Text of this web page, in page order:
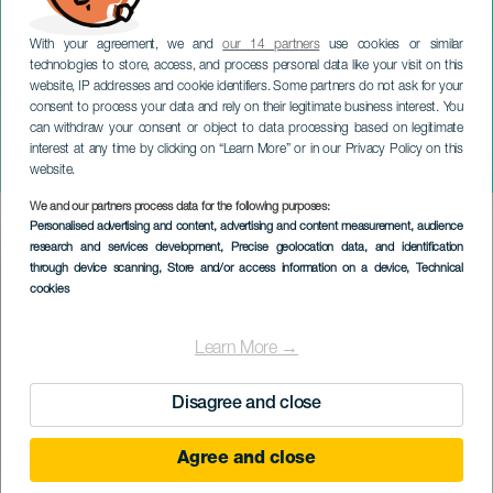
With your agreement, we andour 14 partnersuse cookies or similar
technologies to store, access, and process personal data like your visit on this
website, IP addresses and cookie identifiers. Some partners do not ask for your
consent to process your data and rely on their legitimate business interest. You
can withdraw your consent or object to data processing based on legitimate
interest at any time by clicking on “Learn More” or in our Privacy Policy on this
website.
We and our partners process data for the following purposes:
Personalised advertising and content, advertising and content measurement, audience
research and services development, Precise geolocation data, and identification
through device scanning, Store and/or access information on a device, Technical
cookies
Learn More →
Disagree and close
Agree and close
MOVE CANARIAS
TENERIFE
Imagen
Listado